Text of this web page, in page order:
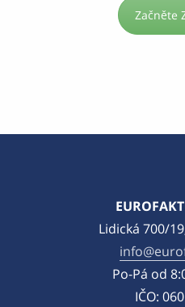
Začněte
Lidická 700/
Po-Pá od
IČO: